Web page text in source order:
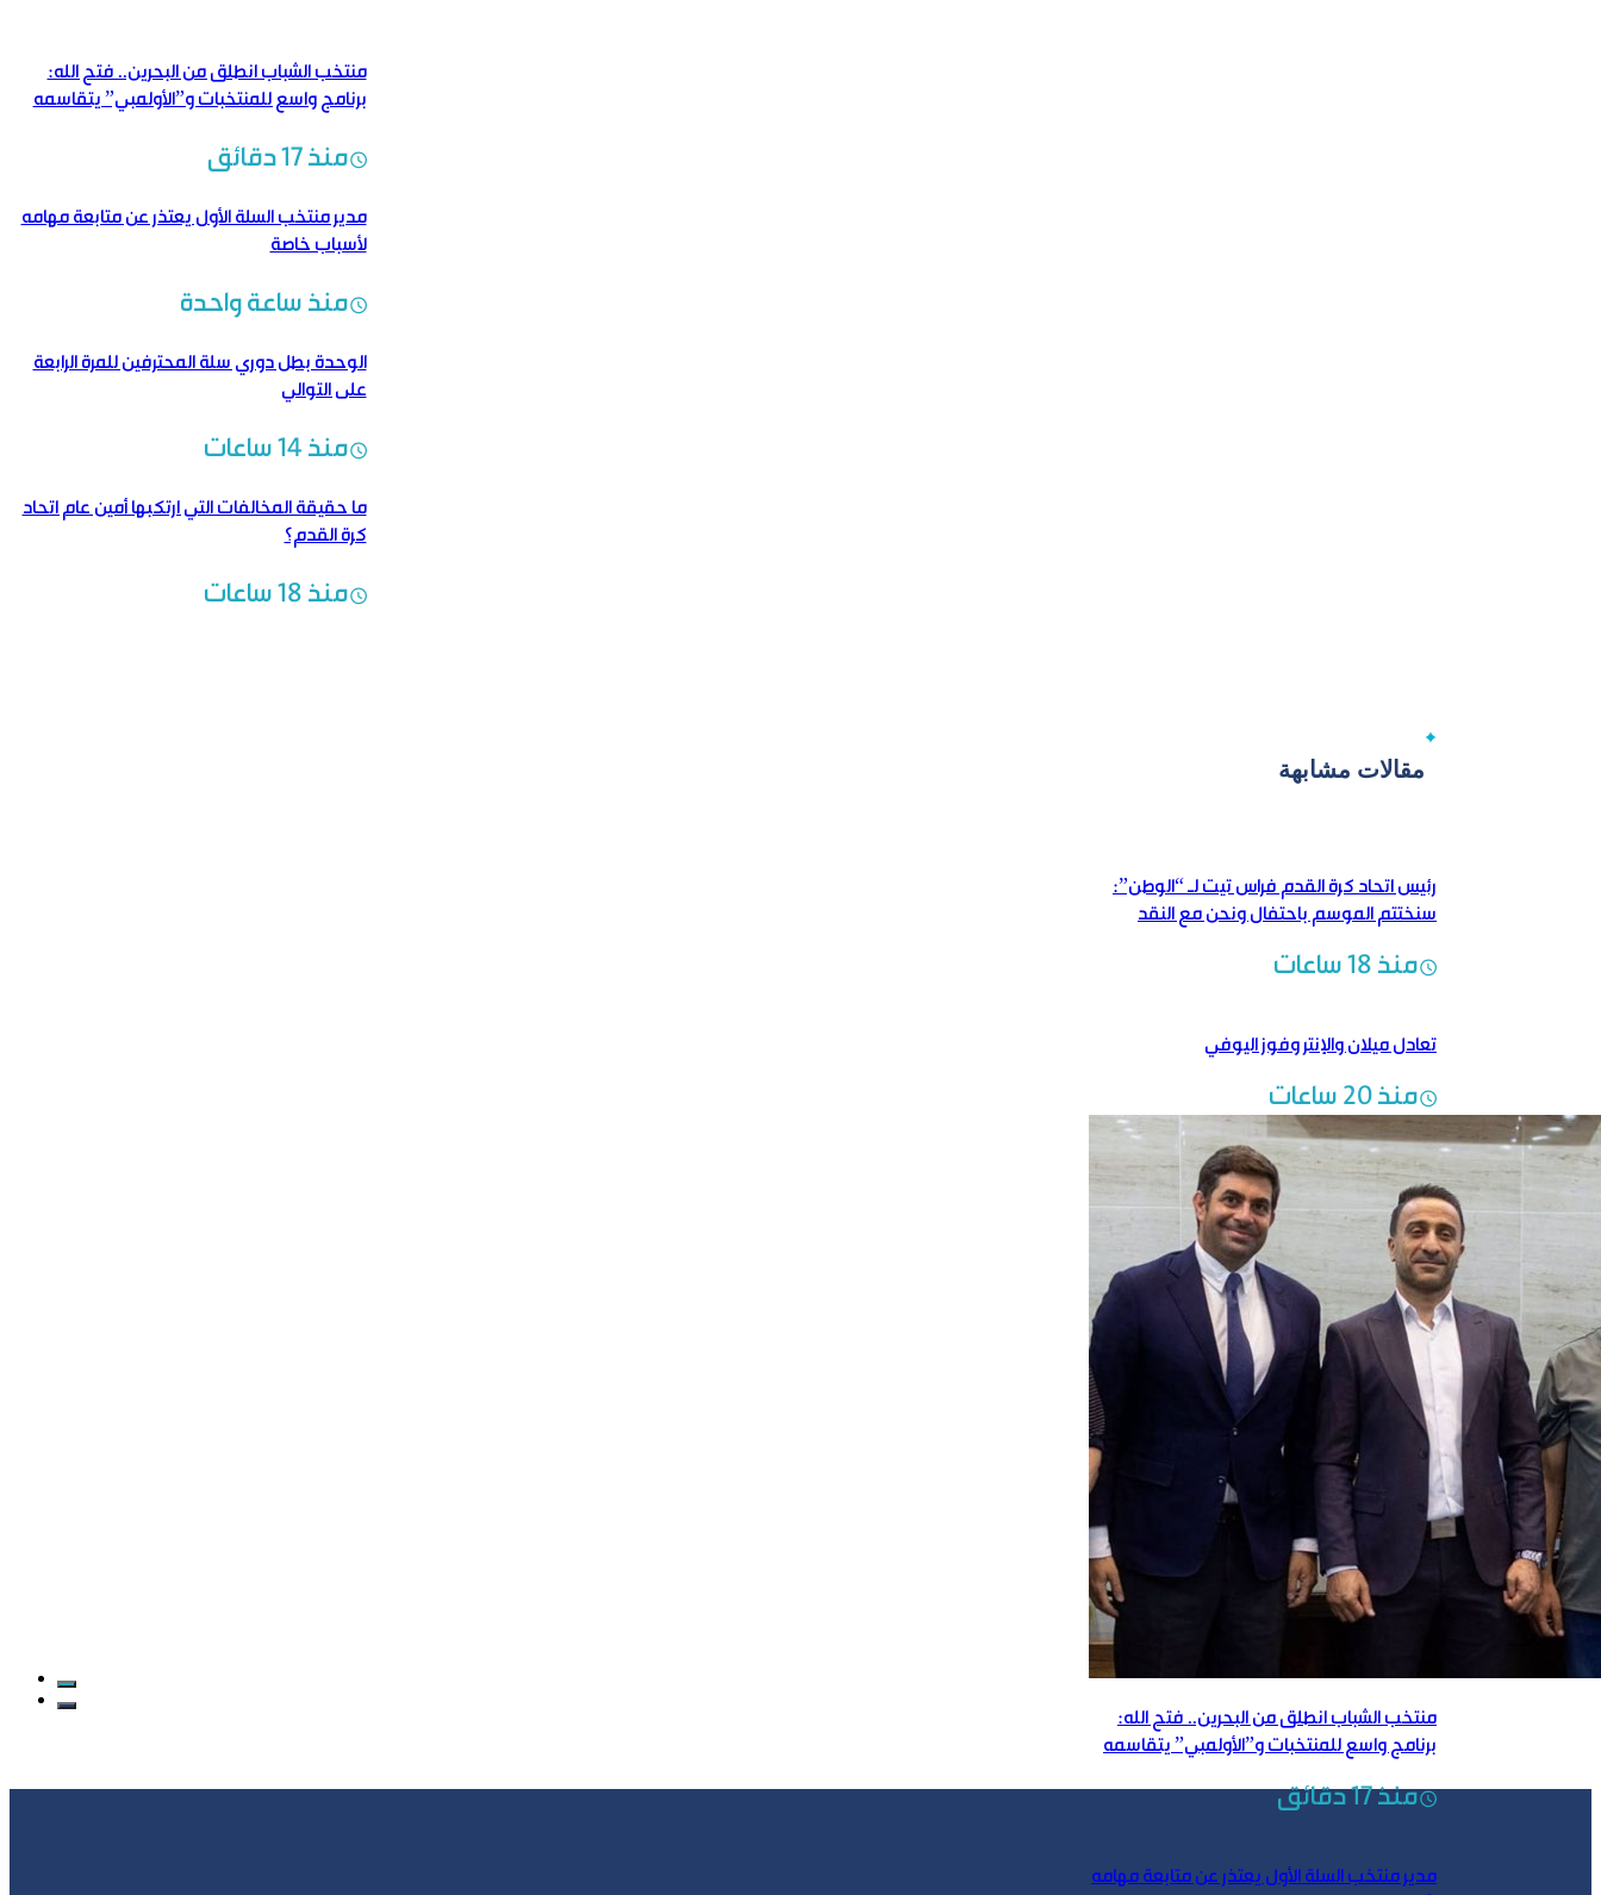
منتخب الشباب انطلق من البحرين.. فتح الله:
برنامج واسع للمنتخبات و”الأولمبي” يتقاسمه
منذ 17 دقائق
مدير منتخب السلة الأول يعتذر عن متابعة مهامه
لأسباب خاصة
منذ ساعة واحدة
الوحدة بطل دوري سلة المحترفين للمرة الرابعة
على التوالي
منذ 14 ساعات
ما حقيقة المخالفات التي ارتكبها أمين عام اتحاد
كرة القدم؟
منذ 18 ساعات
مقالات مشابهة
رئيس اتحاد كرة القدم فراس تيت لـ “الوطن”:
سنختتم الموسم باحتفال ونحن مع النقد
منذ 18 ساعات
تعادل ميلان والإنتر وفوز اليوفي
منذ 20 ساعات
منتخب الشباب انطلق من البحرين.. فتح الله:
برنامج واسع للمنتخبات و”الأولمبي” يتقاسمه
منذ 17 دقائق
مدير منتخب السلة الأول يعتذر عن متابعة مهامه